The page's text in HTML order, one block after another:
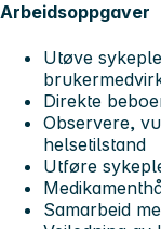
Arbeidsoppgaver
Utøve
Direkte
Observere,
helsetilstand
Utføre
Samarbeid